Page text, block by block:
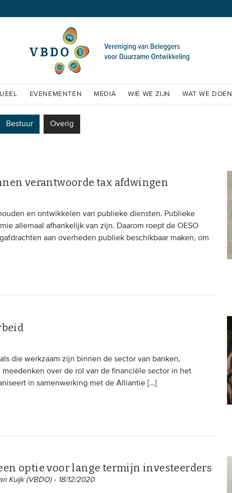
EVENEMENTEN MEDIA WIE WE ZIJN WAT WE DOEN
Bestuur Overig
verantwoorde tax afdwingen
en ontwikkelen van publieke diensten. Publieke
allemaal afhankelijk van zijn. Daarom roept de OESO
aan overheden publiek beschikbaar maken, om
die werkzaam zijn binnen de sector van banken,
over de rol van de financiële sector in het
in samenwerking met de Alliantie […]
optie voor lange termijn investeerders
Kuijk (VBDO) - 18/12/2020